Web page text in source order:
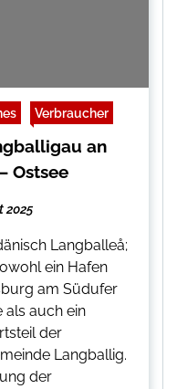
Verbraucher
an
Ostsee
2025
Langballeå;
ein Hafen
am Südufer
als auch ein
der
Langballig.
der